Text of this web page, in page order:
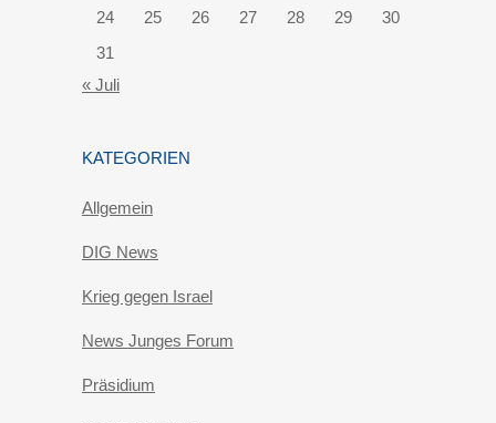
24
25 26 27 28 29
30
31
« Juli
KATEGORIEN
Allgemein
DIG News
Krieg gegen Israel
News Junges Forum
Präsidium